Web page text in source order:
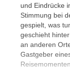
und Eindrücke
Stimmung bei
gespielt, was
geschieht
an anderen
Gastgeber